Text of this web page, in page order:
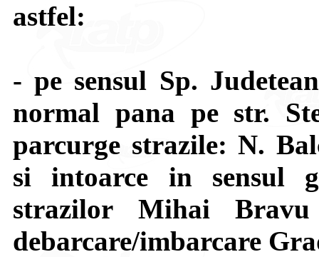
astfel:
- pe sensul Sp.
normal pana pe str.
parcurge strazile: N.
si intoarce in sensul
strazilor Mihai
debarcare/imbarcare